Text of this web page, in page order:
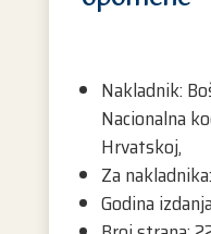
Nakladnik:
Nacionalna
Hrvatskoj,
Za
Godina